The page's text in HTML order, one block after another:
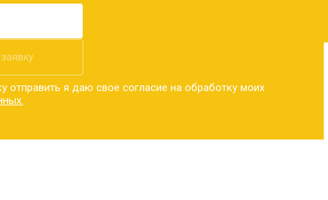
отправить я даю свое согласие на обработку моих